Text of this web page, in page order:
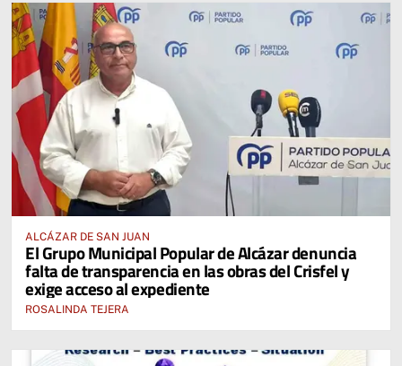
ALCÁZAR DE SAN JUAN
El Grupo Municipal Popular de Alcázar denuncia
falta de transparencia en las obras del Crisfel y
exige acceso al expediente
ROSALINDA TEJERA